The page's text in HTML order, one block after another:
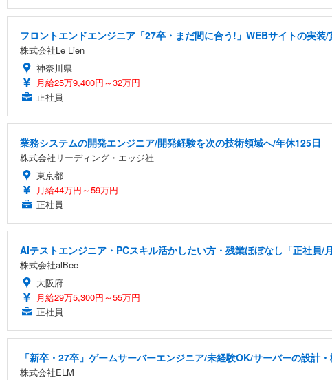
フロントエンドエンジニア「27卒・まだ間に合う!」WEBサイトの実装
株式会社Le Lien
神奈川県
月給25万9,400円～32万円
正社員
業務システムの開発エンジニア/開発経験を次の技術領域へ/年休125日
株式会社リーディング・エッジ社
東京都
月給44万円～59万円
正社員
AIテストエンジニア・PCスキル活かしたい方・残業ほぼなし「正社員/
株式会社alBee
大阪府
月給29万5,300円～55万円
正社員
「新卒・27卒」ゲームサーバーエンジニア/未経験OK/サーバーの設計
株式会社ELM